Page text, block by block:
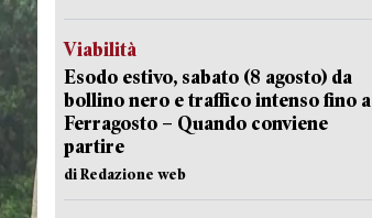
Viabilità
Esodo estivo, sabato (8 agosto) da
bollino nero e traffico intenso fino a
Ferragosto – Quando conviene
partire
di Redazione web